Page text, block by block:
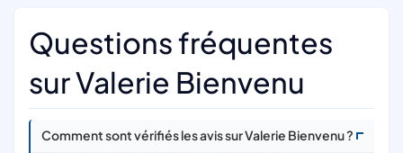
Questions fréquentes
sur Valerie Bienvenu
Comment sont vérifiés les avis sur Valerie Bienvenu ?